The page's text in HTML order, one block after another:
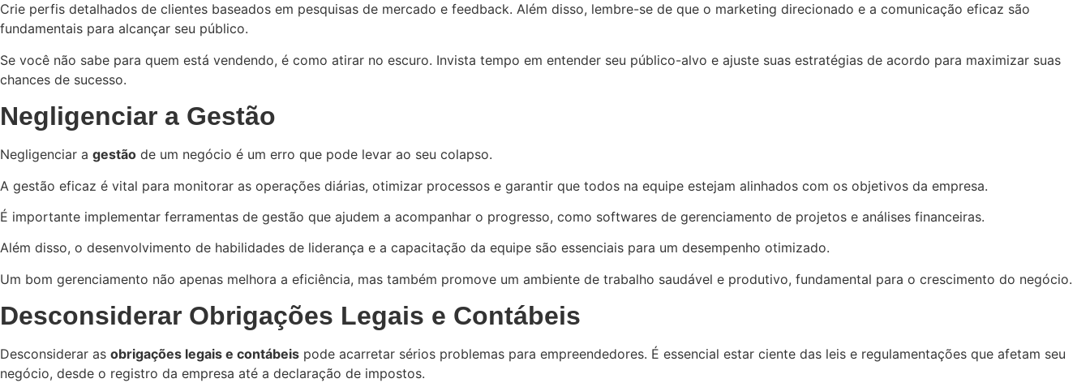
Crie perfis detalhados de clientes baseados em pesquisas de mercado e feedback. Além disso, lembre-se de que o marketing direcionado e a comunicação eficaz são
fundamentais para alcançar seu público.
Se você não sabe para quem está vendendo, é como atirar no escuro. Invista tempo em entender seu público-alvo e ajuste suas estratégias de acordo para maximizar suas
chances de sucesso.
Negligenciar a Gestão
Negligenciar a gestão de um negócio é um erro que pode levar ao seu colapso.
A gestão eficaz é vital para monitorar as operações diárias, otimizar processos e garantir que todos na equipe estejam alinhados com os objetivos da empresa.
É importante implementar ferramentas de gestão que ajudem a acompanhar o progresso, como softwares de gerenciamento de projetos e análises financeiras.
Além disso, o desenvolvimento de habilidades de liderança e a capacitação da equipe são essenciais para um desempenho otimizado.
Um bom gerenciamento não apenas melhora a eficiência, mas também promove um ambiente de trabalho saudável e produtivo, fundamental para o crescimento do negócio.
Desconsiderar Obrigações Legais e Contábeis
Desconsiderar as obrigações legais e contábeis pode acarretar sérios problemas para empreendedores. É essencial estar ciente das leis e regulamentações que afetam seu
negócio, desde o registro da empresa até a declaração de impostos.